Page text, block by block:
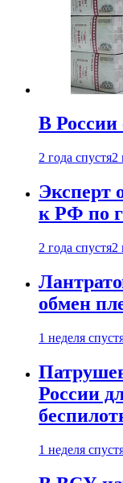
В России
2 года спустя2
Эксперт
к РФ по
2 года спустя2
обмен
1 неделя
России
1 неделя